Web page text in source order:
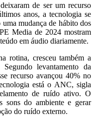
de ser um recurso
anos, a tecnologia se
mudança de hábito dos
Media de 2024 mostram
em áudio diariamente.
rotina, cresceu também a
levantamento da
recurso avançou 40% no
está o ANC, sigla
de ruído ativo. O
sons do ambiente e gerar
do ruído externo.